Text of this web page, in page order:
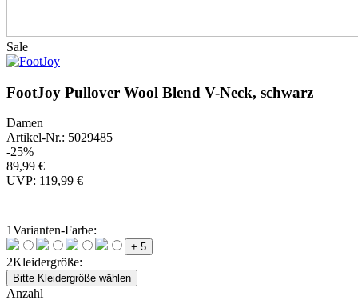
Sale
FootJoy Pullover Wool Blend V-Neck, schwarz
Damen
Artikel-Nr.: 5029485
-25%
89,99 €
UVP: 119,99 €
1Varianten-Farbe:
+ 5
2Kleidergröße:
Bitte Kleidergröße wählen
Anzahl